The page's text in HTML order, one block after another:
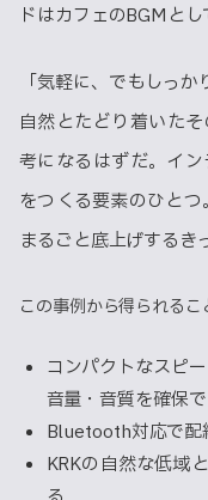
ドはカフェのBGMとし
「気軽に、でもしっ
自然とたどり着いた
考になるはずだ。イ
をつくる要素のひと
まるごと底上げするき
この事例から得られるこ
コンパクトなスピ
音量・音質を確保
Bluetooth対応で配
KRKの自然な低域